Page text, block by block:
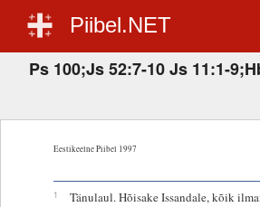
Piibel.NET
Ps 100;Js 52:7-10 Js 11:1-
Eestikeelne Piibel 1997
1 Tänulaul. Hõisake Issandale, kõik